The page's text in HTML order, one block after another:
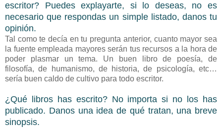
escritor? Puedes explayarte, si lo deseas, no es
necesario que respondas un simple listado, danos tu
opinión.
Tal como te decía en tu pregunta anterior, cuanto mayor sea
la fuente empleada mayores serán tus recursos a la hora de
poder plasmar un tema. Un buen libro de poesía, de
filosofía, de humanismo, de historia, de psicología, etc…
sería buen caldo de cultivo para todo escritor.
¿Qué libros has escrito? No importa si no los has
publicado. Danos una idea de qué tratan, una breve
sinopsis.